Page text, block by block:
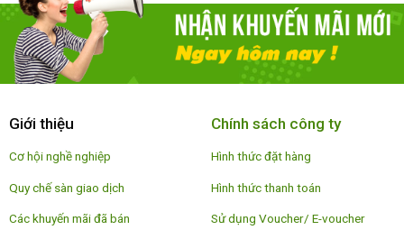
Giới thiệu
Cơ hội nghề nghiệp
Quy chế sàn giao dịch
Các khuyến mãi đã bán
Chính sách công ty
Hình thức đặt hàng
Hình thức thanh toán
Sử dụng Voucher/ E-voucher